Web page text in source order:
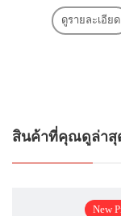
ดูรายละเอียด
สินค้าที่คุณดูล่าสุ
New